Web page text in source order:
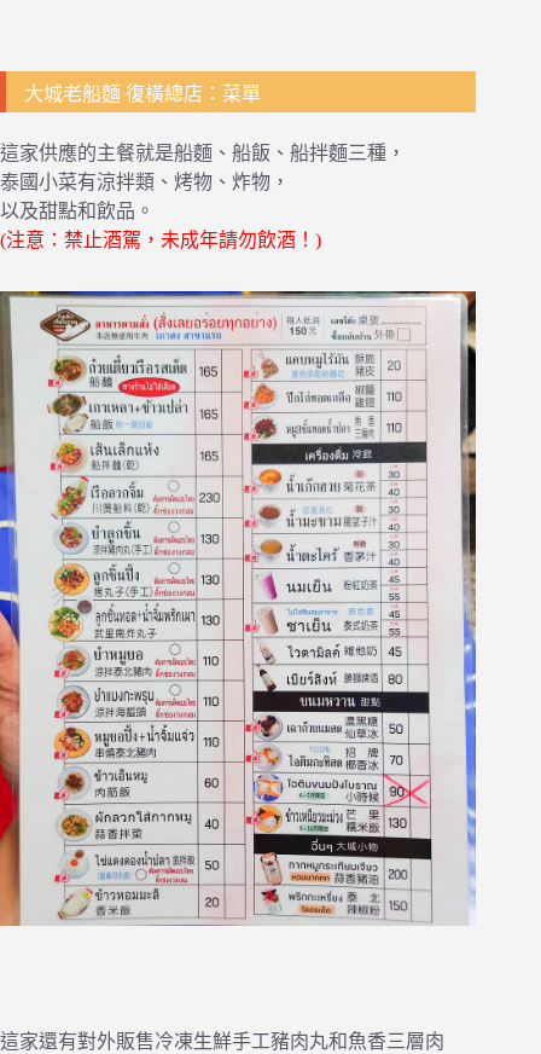
大城老船麵 復橫總店：菜單
這家供應的主餐就是船麵、船飯、船拌麵三種，
泰國小菜有涼拌類、烤物、炸物，
以及甜點和飲品。
(注意：禁止酒駕，未成年請勿飲酒！)
這家還有對外販售冷凍生鮮手工豬肉丸和魚香三層肉